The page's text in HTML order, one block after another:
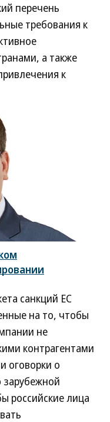
перечень
требования к
а также
к
санкций ЕС
на то, чтобы
не
контрагентами
оговорки о
зарубежной
российские лица